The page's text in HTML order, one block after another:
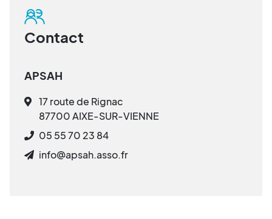
Contact
APSAH
17 route de Rignac
87700 AIXE-SUR-VIENNE
05 55 70 23 84
info@apsah.asso.fr